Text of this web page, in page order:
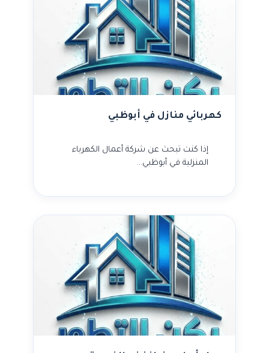
كهربائي منازل في أبوظبي
إذا كنت تبحث عن شركة أعمال الكهرباء
المنزلية في أبوظبي…